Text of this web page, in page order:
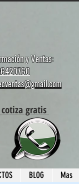
y Ventas:
gratis
BLOG Mas